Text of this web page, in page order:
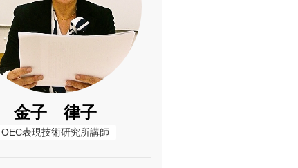
金子 律子
OEC表現技術研究所講師